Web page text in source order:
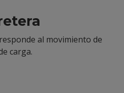
al movimiento de
carga.